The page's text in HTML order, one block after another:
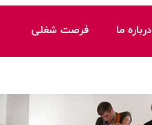
درباره ما فرصت شغلی